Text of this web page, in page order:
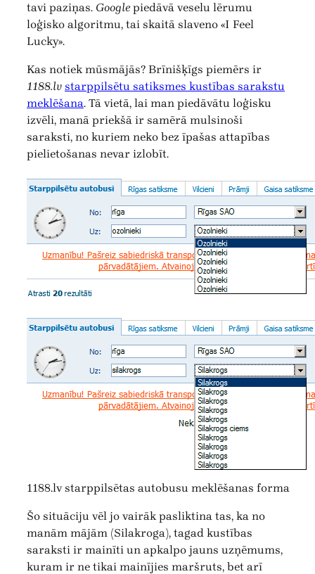
tavi paziņas. Googlepiedāvā veselu lērumu
loģisko algoritmu, tai skaitā slaveno «I Feel
Lucky».
Kas notiek mūsmājās? Brīnišķīgs piemērs ir
1188.lv starppilsētu satiksmes kustības sarakstu
meklēšana. Tā vietā, lai man piedāvātu loģisku
izvēli, manā priekšā ir samērā mulsinoši
saraksti, no kuriem neko bez īpašas attapības
pielietošanas nevar izlobīt.
1188.lv starppilsētas autobusu meklēšanas forma
Šo situāciju vēl jo vairāk pasliktina tas, ka no
manām mājām (Silakroga), tagad kustības
saraksti ir mainīti un apkalpo jauns uzņēmums,
kuram ir ne tikai mainījies maršruts, bet arī